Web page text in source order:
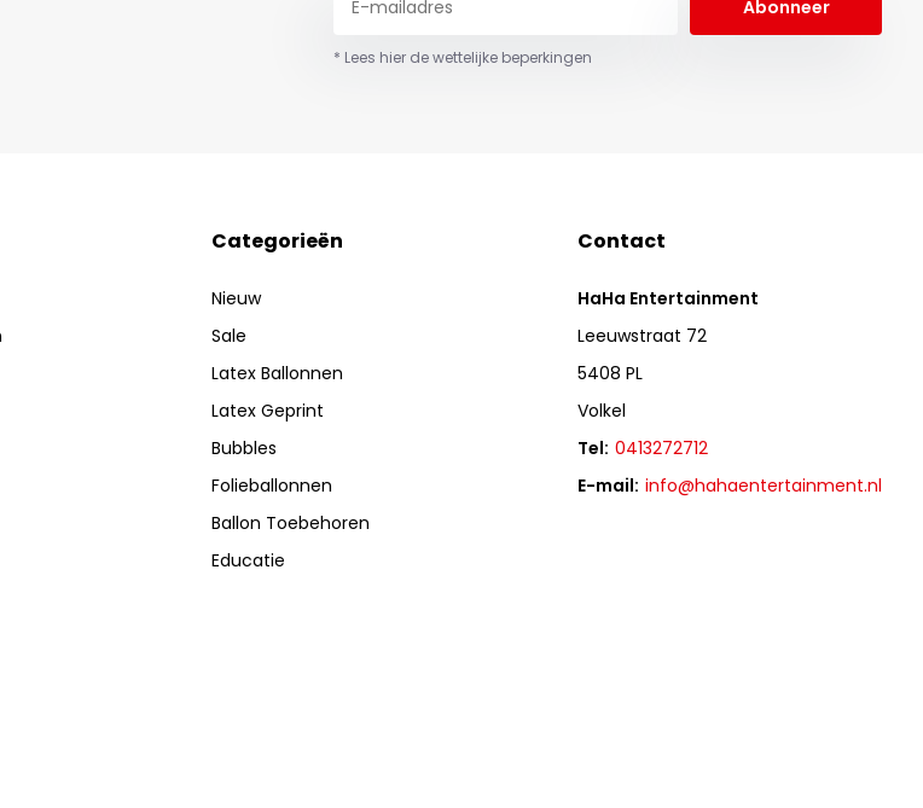
Abonneer
* Lees hier de wettelijke beperkingen
Categorieën
Nieuw
Sale
Latex Ballonnen
Latex Geprint
Bubbles
Folieballonnen
Ballon Toebehoren
Educatie
Contact
HaHa Entertainment
Leeuwstraat 72
5408 PL
Volkel
Tel: 0413272712
E-mail: info@hahaentertainment.nl